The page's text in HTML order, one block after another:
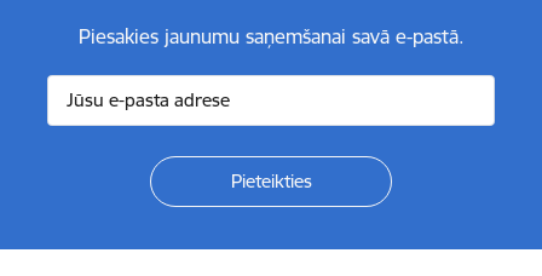
Piesakies jaunumu saņemšanai savā e-pastā.